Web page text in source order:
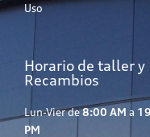
Uso
Horario de taller y
Recambios
Lun-Vier de8:00 AM a
PM